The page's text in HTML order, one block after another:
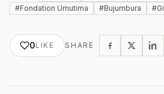
#Fondation Umutima #Bujumbura #
0LIKE SHARE